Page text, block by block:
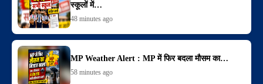
स्कूलों में…
48 minutes ago
MP Weather Alert : MP में फिर बदला मौसम का…
58 minutes ago